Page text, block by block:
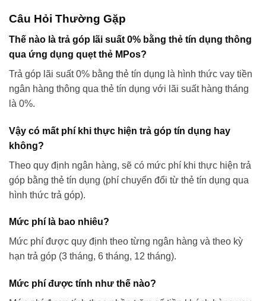
Câu Hỏi Thường Gặp
Thế nào là trả góp lãi suất 0% bằng thẻ tín dụng thông
qua ứng dụng quẹt thẻ MPos?
Trả góp lãi suất 0% bằng thẻ tín dụng là hình thức vay tiền
ngân hàng thông qua thẻ tín dụng với lãi suất hàng tháng
là 0%.
Vậy có mất phí khi thực hiện trả góp tín dụng hay
không?
Theo quy định ngân hàng, sẽ có mức phí khi thực hiện trả
góp bằng thẻ tín dụng (phí chuyển đổi từ thẻ tín dụng qua
hình thức trả góp).
Mức phí là bao nhiêu?
Mức phí được quy định theo từng ngân hàng và theo kỳ
hạn trả góp (3 tháng, 6 tháng, 12 tháng).
Mức phí được tính như thế nào?